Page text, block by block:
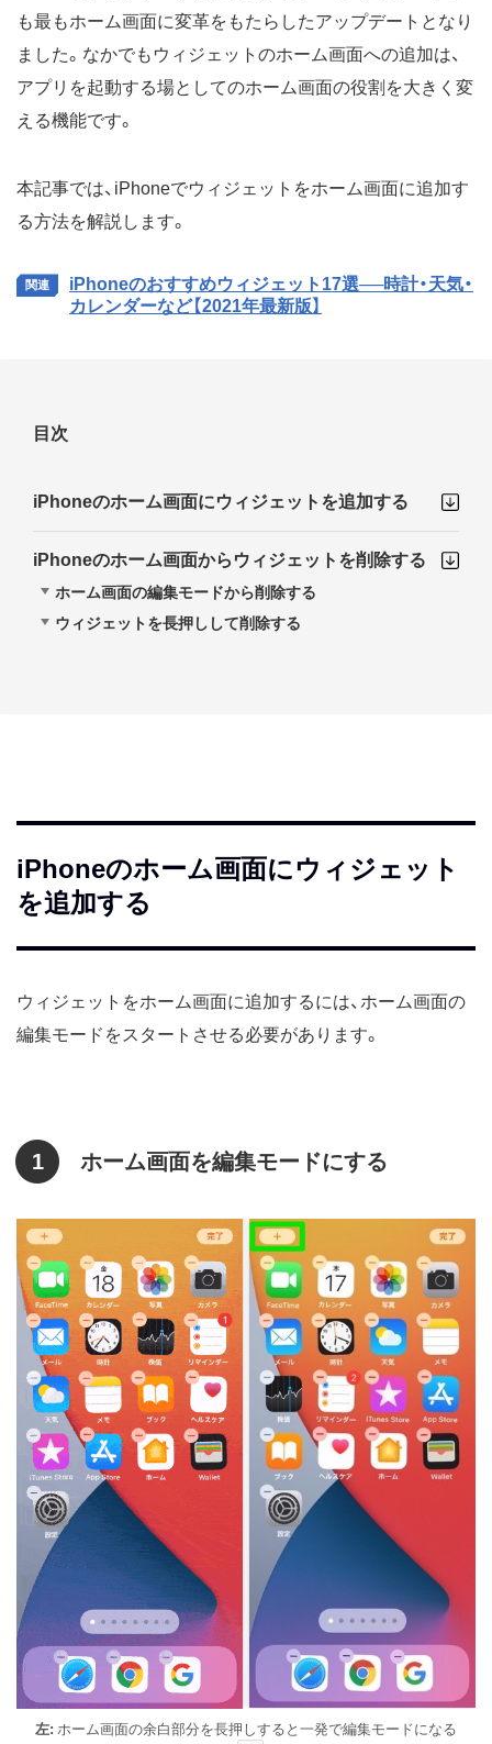
も最もホーム画面に変革をもたらしたアップデートとなり
ました。なかでもウィジェットのホーム画面への追加は、
アプリを起動する場としてのホーム画面の役割を大きく変
える機能です。
本記事では、iPhoneでウィジェットをホーム画面に追加す
る方法を解説します。
iPhoneのおすすめウィジェット17選──時計・天気・
カレンダーなど【2021年最新版】
目次
iPhoneのホーム画面にウィジェットを追加する
iPhoneのホーム画面からウィジェットを削除する
ホーム画面の編集モードから削除する
ウィジェットを長押しして削除する
iPhoneのホーム画面にウィジェット
を追加する
ウィジェットをホーム画面に追加するには、ホーム画面の
編集モードをスタートさせる必要があります。
1 ホーム画面を編集モードにする
左: ホーム画面の余白部分を長押しすると一発で編集モードになる